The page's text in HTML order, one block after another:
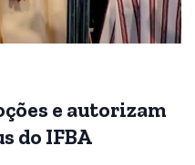
e autorizam
do IFBA